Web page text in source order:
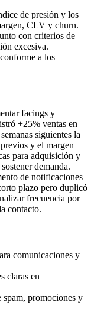
de presión y los
CLV y churn.
con criterios de
excesiva.
a los
facings y
+25% ventas en
siguientes la
y el margen
para adquisición y
demanda.
de notificaciones
plazo pero duplicó
frecuencia por
contacto.
comunicaciones y
claras en
spam, promociones y